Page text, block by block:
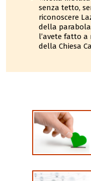
senza tetto,
riconoscere
della
l’avete fatto a
della Chiesa